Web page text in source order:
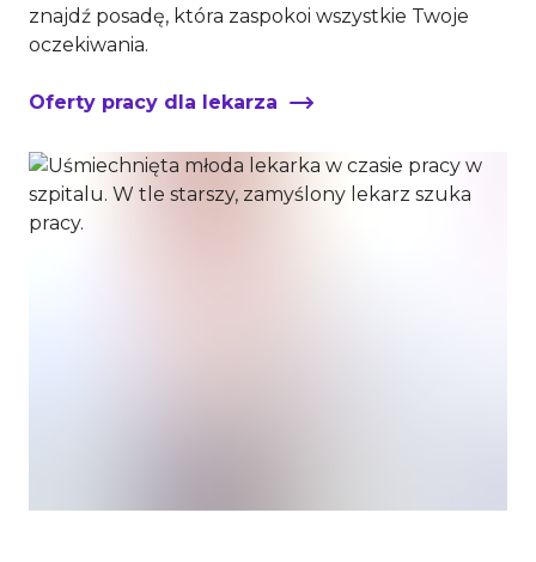
znajdź posadę, która zaspokoi wszystkie Twoje
oczekiwania.
Oferty pracy dla lekarza